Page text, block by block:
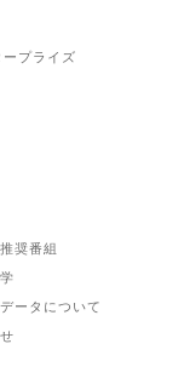
プライズ
奨番組
ータについて